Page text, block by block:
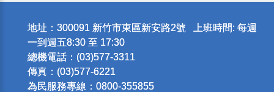
地址：300091 新竹市東區新安路2號 上班時間: 每週
一到週五8:30 至 17:30
總機電話：(03)577-3311
傳真：(03)577-6221
為民服務專線：0800-355855